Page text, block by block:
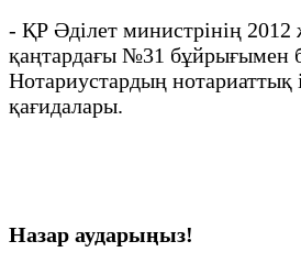
- ҚР Әділет министрінің
қаңтардағы №31 бұйрығымен
Нотариустардың нотариаттық
қағидалары.
Назар аударыңыз!